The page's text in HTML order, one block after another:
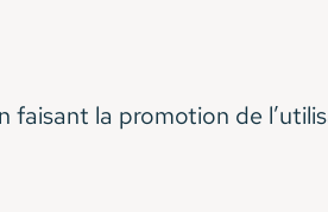
la promotion de